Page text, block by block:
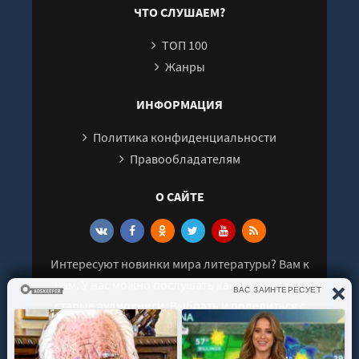
ЧТО СЛУШАЕМ?
ТОП 100
Жанры
ИНФОРМАЦИЯ
Политика конфиденциальности
Правообладателям
О САЙТЕ
Интересуют новинки мира литературы? Вам к
нам. У нас можно послушать как новые так и
старые аудиокниги. Выбрать и поделиться с
друзьями лучшими аудиокнигами!